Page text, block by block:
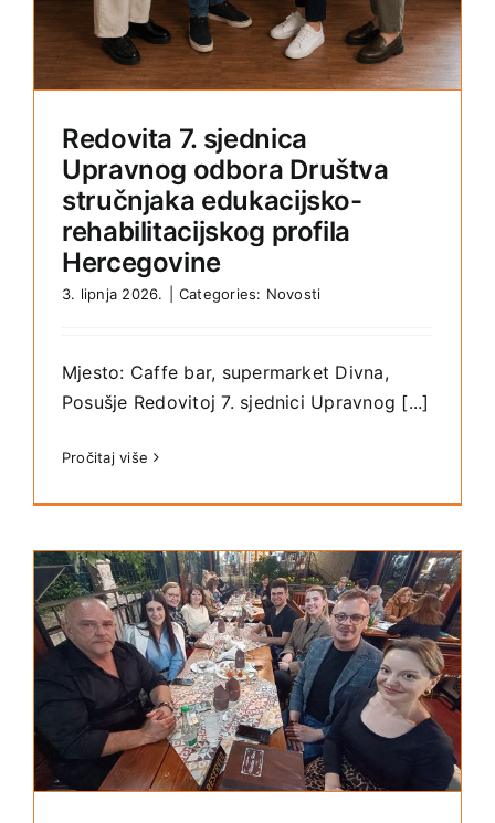
Redovita 7. sjednica
Upravnog odbora Društva
stručnjaka edukacijsko-
rehabilitacijskog profila
Hercegovine
3. lipnja 2026. Categories: Novosti
Mjesto: Caffe bar, supermarket Divna,
Posušje Redovitoj 7. sjednici Upravnog [...]
Pročitaj više